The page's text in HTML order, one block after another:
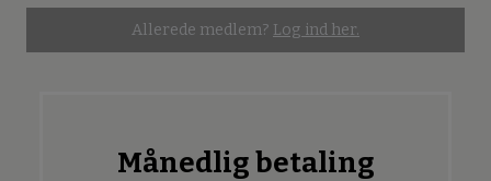
Allerede medlem? Log ind her.
Månedlig betaling